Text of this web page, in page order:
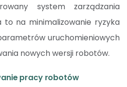
system zarządzania
to na minimalizowanie ryzyka
uruchomieniowych
nowych wersji robotów.
pracy robotów